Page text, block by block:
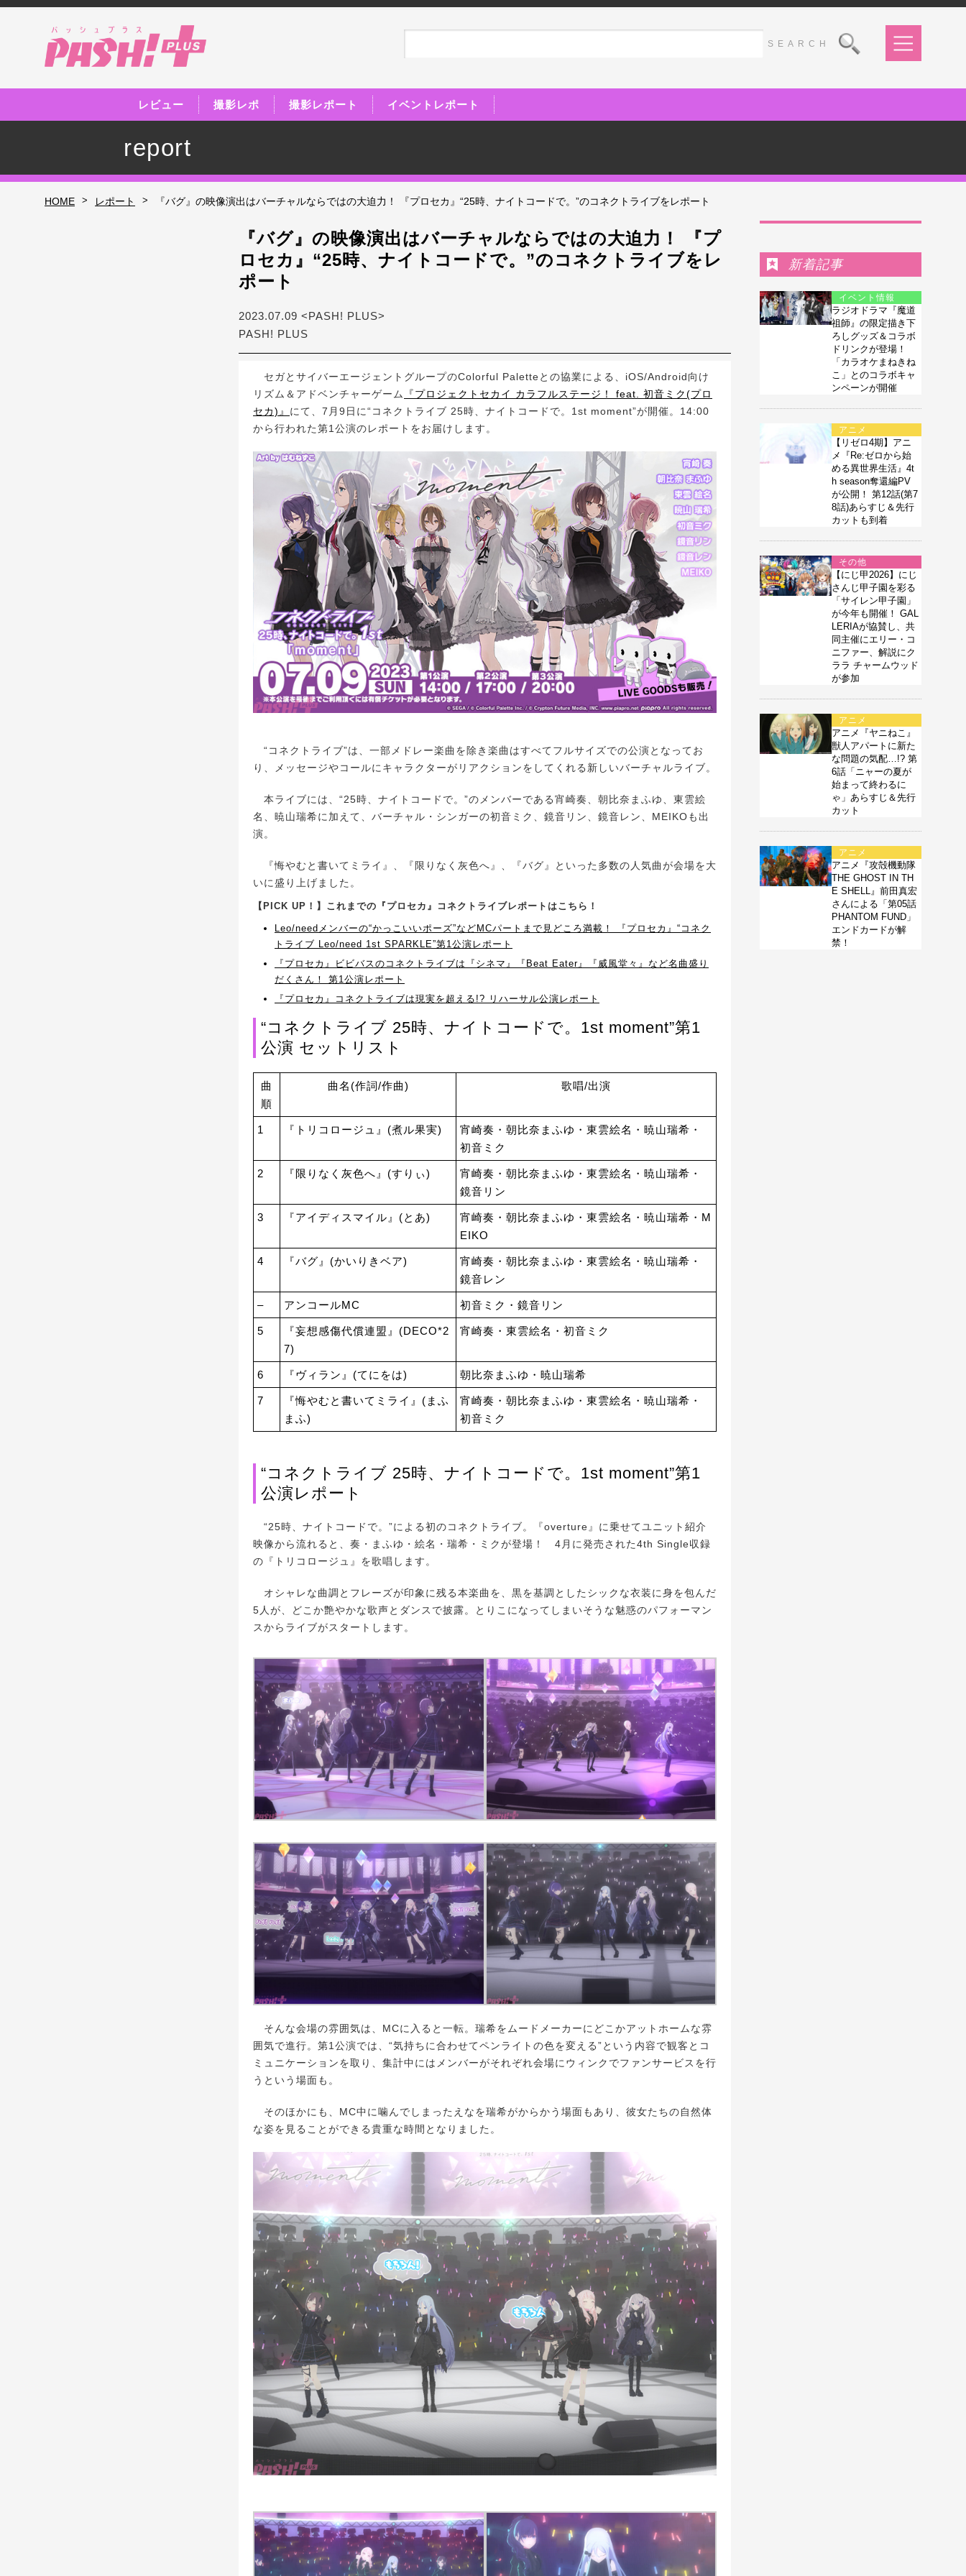
レビュー 撮影レポ 撮影レポート イベントレポート
report
HOME > レポート > 『バグ』の映像演出はバーチャルならではの大迫力！ 『プロセカ』“25時、ナイトコードで。”のコネクトライブをレポート
『バグ』の映像演出はバーチャルならではの大迫力！ 『プ
ロセカ』“25時、ナイトコードで。”のコネクトライブをレ
ポート
2023.07.09 <PASH! PLUS>
PASH! PLUS
セガとサイバーエージェントグループのColorful Paletteとの協業による、iOS/Android向け
リズム＆アドベンチャーゲーム
『プロジェクトセカイ カラフルステージ！ feat. 初音ミク(プロ
セカ)』 にて、7月9日に“コネクトライブ 25時、ナイトコードで。1st moment”が開催。14:00
から行われた第1公演のレポートをお届けします。
“コネクトライブ”は、一部メドレー楽曲を除き楽曲はすべてフルサイズでの公演となってお
り、メッセージやコールにキャラクターがリアクションをしてくれる新しいバーチャルライブ。
本ライブには、“25時、ナイトコードで。”のメンバーである宵崎奏、朝比奈まふゆ、東雲絵
名、暁山瑞希に加えて、バーチャル・シンガーの初音ミク、鏡音リン、鏡音レン、MEIKOも出
演。
『悔やむと書いてミライ』、『限りなく灰色へ』、『バグ』といった多数の人気曲が会場を大
いに盛り上げました。
【PICK UP！】これまでの『プロセカ』コネクトライブレポートはこちら！
Leo/needメンバーの“かっこいいポーズ”などMCパートまで見どころ満載！ 『プロセカ』“コネク
トライブ Leo/need 1st SPARKLE”第1公演レポート
『プロセカ』ビビバスのコネクトライブは『シネマ』『Beat Eater』『威風堂々』など名曲盛り
だくさん！ 第1公演レポート
『プロセカ』コネクトライブは現実を超える!? リハーサル公演レポート
“コネクトライブ 25時、ナイトコードで。1st moment”第1
公演 セットリスト
曲
順
曲名(作詞/作曲) 歌唱/出演
1 『トリコロージュ』(煮ル果実)
宵崎奏・朝比奈まふゆ・東雲絵名・暁山瑞希・
初音ミク
2 『限りなく灰色へ』(すりぃ)
宵崎奏・朝比奈まふゆ・東雲絵名・暁山瑞希・
鏡音リン
3 『アイディスマイル』(とあ)
宵崎奏・朝比奈まふゆ・東雲絵名・暁山瑞希・M
EIKO
4 『バグ』(かいりきベア)
宵崎奏・朝比奈まふゆ・東雲絵名・暁山瑞希・
鏡音レン
– アンコールMC 初音ミク・鏡音リン
5
『妄想感傷代償連盟』(DECO*2
7)
宵崎奏・東雲絵名・初音ミク
6 『ヴィラン』(てにをは) 朝比奈まふゆ・暁山瑞希
7
『悔やむと書いてミライ』(まふ
まふ)
宵崎奏・朝比奈まふゆ・東雲絵名・暁山瑞希・
初音ミク
“コネクトライブ 25時、ナイトコードで。1st moment”第1
公演レポート
“25時、ナイトコードで。”による初のコネクトライブ。『overture』に乗せてユニット紹介
映像から流れると、奏・まふゆ・絵名・瑞希・ミクが登場！ 4月に発売された4th Single収録
の『トリコロージュ』を歌唱します。
オシャレな曲調とフレーズが印象に残る本楽曲を、黒を基調としたシックな衣装に身を包んだ
5人が、どこか艶やかな歌声とダンスで披露。とりこになってしまいそうな魅惑のパフォーマン
スからライブがスタートします。
そんな会場の雰囲気は、MCに入ると一転。瑞希をムードメーカーにどこかアットホームな雰
囲気で進行。第1公演では、“気持ちに合わせてペンライトの色を変える”という内容で観客とコ
ミュニケーションを取り、集計中にはメンバーがそれぞれ会場にウィンクでファンサービスを行
うという場面も。
そのほかにも、MC中に噛んでしまったえなを瑞希がからかう場面もあり、彼女たちの自然体
な姿を見ることができる貴重な時間となりました。
新着記事
イベント情報
ラジオドラマ『魔道
祖師』の限定描き下
ろしグッズ＆コラボ
ドリンクが登場！
「カラオケまねきね
こ」とのコラボキャ
ンペーンが開催
アニメ
【リゼロ4期】アニ
メ『Re:ゼロから始
める異世界生活』4t
h season奪還編PV
が公開！ 第12話(第7
8話)あらすじ＆先行
カットも到着
その他
【にじ甲2026】にじ
さんじ甲子園を彩る
「サイレン甲子園」
が今年も開催！ GAL
LERIAが協賛し、共
同主催にエリー・コ
ニファー、解説にク
ララ チャームウッド
が参加
アニメ
アニメ『ヤニねこ』
獣人アパートに新た
な問題の気配…!? 第
6話「ニャーの夏が
始まって終わるに
ゃ」あらすじ＆先行
カット
アニメ
アニメ『攻殻機動隊
THE GHOST IN TH
E SHELL』前田真宏
さんによる「第05話
PHANTOM FUND」
エンドカードが解
禁！